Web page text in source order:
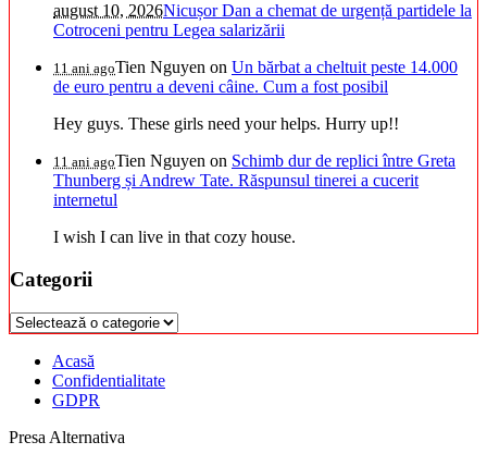
august 10, 2026Nicușor Dan a chemat de urgență partidele la
Cotroceni pentru Legea salarizării
11 ani agoTien Nguyen on Un bărbat a cheltuit peste 14.000
de euro pentru a deveni câine. Cum a fost posibil
Hey guys. These girls need your helps. Hurry up!!
11 ani agoTien Nguyen on Schimb dur de replici între Greta
Thunberg și Andrew Tate. Răspunsul tinerei a cucerit
internetul
I wish I can live in that cozy house.
Categorii
Categorii
Acasă
Confidentialitate
GDPR
Presa Alternativa